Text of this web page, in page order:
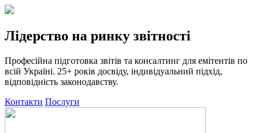
Лідерство на ринку звітності
Професійна підготовка звітів та консалтинг для емітентів по
всій Україні. 25+ років досвіду, індивідуальний підхід,
відповідність законодавству.
Контакти Послуги